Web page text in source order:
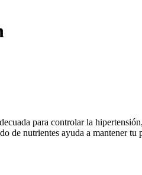
para controlar la
de nutrientes ayuda a mantener tu